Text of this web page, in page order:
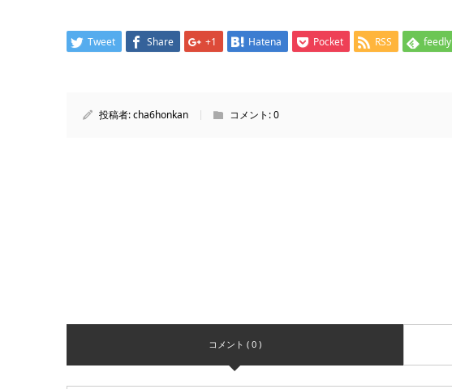
Tweet Share +1 Hatena Pocket RSS feedly
投稿者:cha6honkan コメント:0
コメント ( 0 )